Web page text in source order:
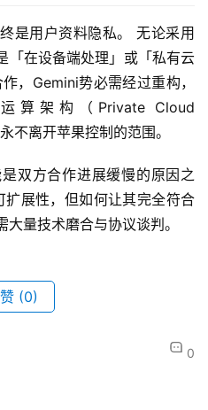
是用户资料隐私。 无论采用
「在设备端处理」或「私有云
，Gemini势必需经过重构，
算架构（Private Cloud
不离开苹果控制的范围。
双方合作进展缓慢的原因之
展性，但如何让其完全符合
量技术磨合与协议谈判。
赞 (0)
0